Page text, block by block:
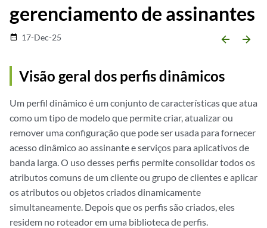
gerenciamento de assinantes
date_range 17-Dec-25 arrow_backward arrow_forward
Visão geral dos perfis dinâmicos
Um perfil dinâmico é um conjunto de características que atua
como um tipo de modelo que permite criar, atualizar ou
remover uma configuração que pode ser usada para fornecer
acesso dinâmico ao assinante e serviços para aplicativos de
banda larga. O uso desses perfis permite consolidar todos os
atributos comuns de um cliente ou grupo de clientes e aplicar
os atributos ou objetos criados dinamicamente
simultaneamente. Depois que os perfis são criados, eles
residem no roteador em uma biblioteca de perfis.